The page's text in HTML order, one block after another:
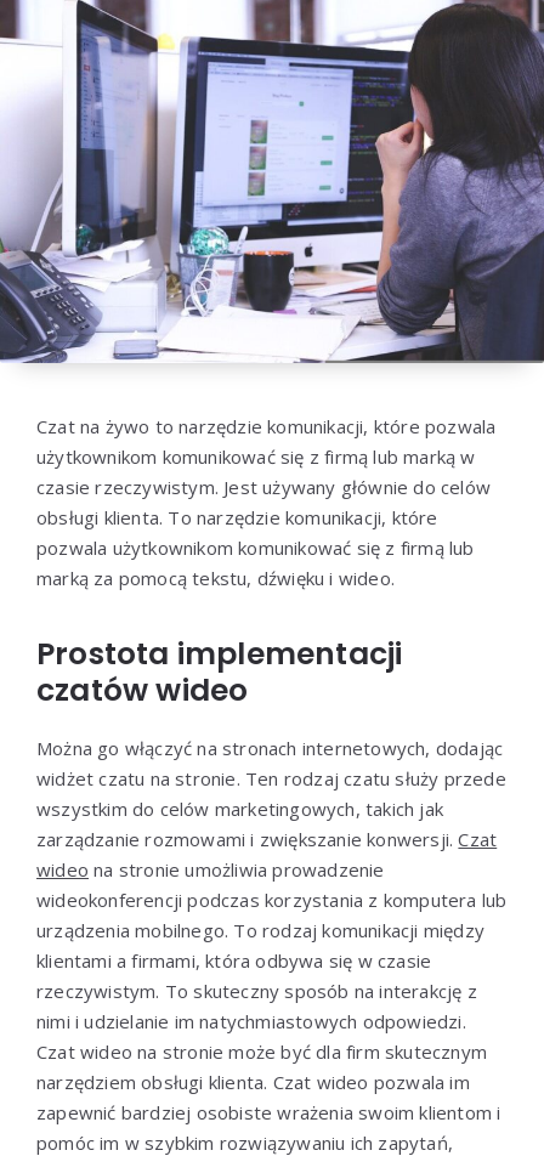
Czat na żywo to narzędzie komunikacji, które pozwala
użytkownikom komunikować się z firmą lub marką w
czasie rzeczywistym. Jest używany głównie do celów
obsługi klienta. To narzędzie komunikacji, które
pozwala użytkownikom komunikować się z firmą lub
marką za pomocą tekstu, dźwięku i wideo.
Prostota implementacji
czatów wideo
Można go włączyć na stronach internetowych, dodając
widżet czatu na stronie. Ten rodzaj czatu służy przede
wszystkim do celów marketingowych, takich jak
zarządzanie rozmowami i zwiększanie konwersji.Czat
wideo na stronie umożliwia prowadzenie
wideokonferencji podczas korzystania z komputera lub
urządzenia mobilnego. To rodzaj komunikacji między
klientami a firmami, która odbywa się w czasie
rzeczywistym. To skuteczny sposób na interakcję z
nimi i udzielanie im natychmiastowych odpowiedzi.
Czat wideo na stronie może być dla firm skutecznym
narzędziem obsługi klienta. Czat wideo pozwala im
zapewnić bardziej osobiste wrażenia swoim klientom i
pomóc im w szybkim rozwiązywaniu ich zapytań,